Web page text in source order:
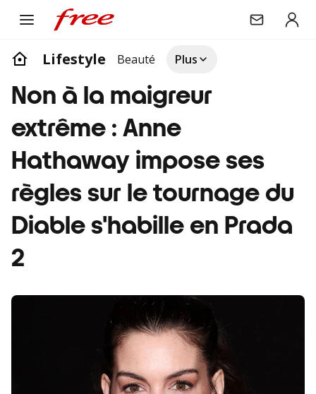
Lifestyle Beauté Plus
Non à la maigreur
extrême : Anne
Hathaway impose ses
règles sur le tournage du
Diable s'habille en Prada
2